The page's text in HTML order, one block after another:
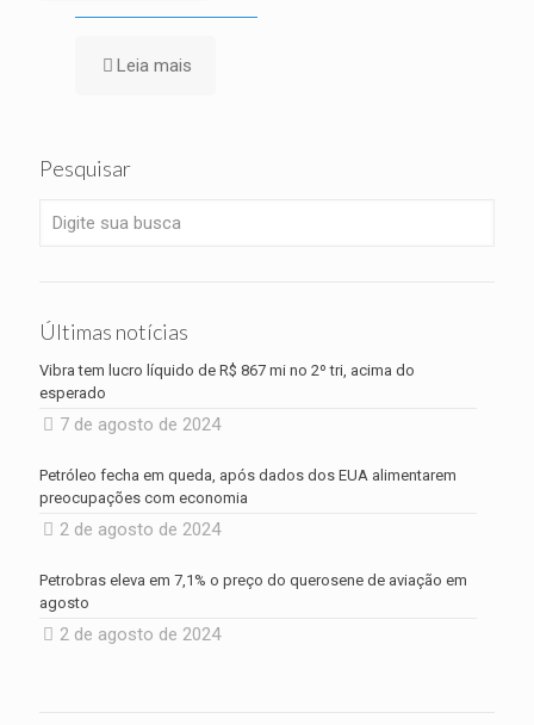
Leia mais
Pesquisar
Últimas notícias
Vibra tem lucro líquido de R$ 867 mi no 2º tri, acima do
esperado
7 de agosto de 2024
Petróleo fecha em queda, após dados dos EUA alimentarem
preocupações com economia
2 de agosto de 2024
Petrobras eleva em 7,1% o preço do querosene de aviação em
agosto
2 de agosto de 2024